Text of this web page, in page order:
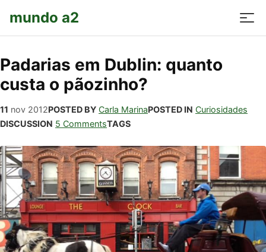
mundo a2
Padarias em Dublin: quanto
custa o pãozinho?
11 nov 2012POSTED BY Carla MarinaPOSTED IN Curiosidades
DISCUSSION 5 CommentsTAGS